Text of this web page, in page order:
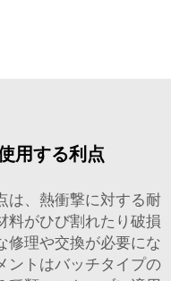
用する利点
は、熱衝撃に対する耐
料がひび割れたり破損
修理や交換が必要にな
ントはバッチタイプの